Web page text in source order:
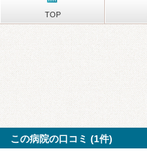
TOP
この病院の口コミ (1件)